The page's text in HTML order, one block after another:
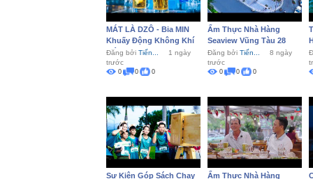
MÁT LÀ DZÔ - Bia MIN
Khuấy Động Không Khí
Tiệc...
Đăng bởi Tiến...
1 ngày
trước
0 0 0
Ẩm Thực Nhà Hàng
Seaview Vũng Tàu 28
Đăng bởi Tiến...
8 ngày
trước
0 0 0
Sự Kiện Góp Sách Chạy
Ẩm Thực Nhà Hàng